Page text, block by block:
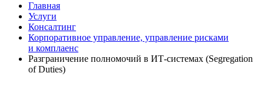
Главная
Услуги
Консалтинг
Корпоративное управление, управление рисками
и комплаенс
Разграничение полномочий в ИТ-системах (Segregation
of Duties)